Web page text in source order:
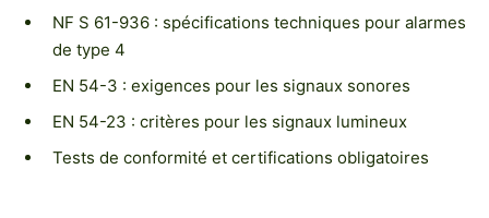
NF S 61-936 : spécifications techniques pour alarmes
de type 4
EN 54-3 : exigences pour les signaux sonores
EN 54-23 : critères pour les signaux lumineux
Tests de conformité et certifications obligatoires